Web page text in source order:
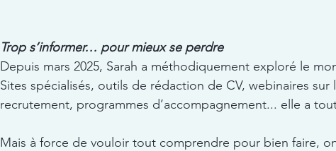
Trop s’informer… pour mieux se perdre
Depuis mars 2025, Sarah a méthodiquement exploré le
Sites spécialisés, outils de rédaction de CV, webinaires sur
recrutement, programmes d’accompagnement... elle a
Mais à force de vouloir tout comprendre pour bien faire,